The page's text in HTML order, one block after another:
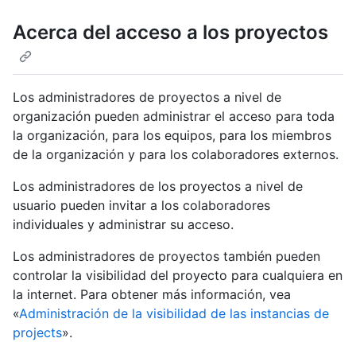
Acerca del acceso a los proyectos
Los administradores de proyectos a nivel de
organización pueden administrar el acceso para toda
la organización, para los equipos, para los miembros
de la organización y para los colaboradores externos.
Los administradores de los proyectos a nivel de
usuario pueden invitar a los colaboradores
individuales y administrar su acceso.
Los administradores de proyectos también pueden
controlar la visibilidad del proyecto para cualquiera en
la internet. Para obtener más información, vea
«Administración de la visibilidad de las instancias de
projects».